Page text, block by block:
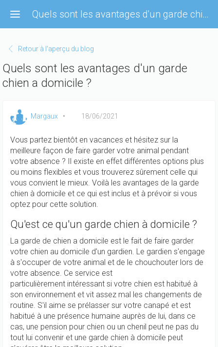
contenu
Quels sont les avantages d'un garde chien a domicile ?
Retour à l'aperçu du blog
Quels sont les avantages d'un garde
chien a domicile ?
Margaux 18/06/2021
Vous partez bientôt en vacances et hésitez sur la
meilleure façon de faire garder votre animal pendant
votre absence ? Il existe en effet différentes options plus
ou moins flexibles et vous trouverez sûrement celle qui
vous convient le mieux. Voilà les avantages de la garde
chien à domicile et ce qui est inclus et à prévoir si vous
optez pour cette solution.
Qu'est ce qu'un garde chien à domicile ?
La garde de chien a domicile est le fait de faire garder
votre chien au domicile d'un gardien. Le gardien s'engage
à s'occuper de votre animal et de le chouchouter lors de
votre absence. Ce service est
particulièrement intéressant si votre chien est habitué à
son environnement et vit assez mal les changements de
routine. S'il aime se prélasser sur votre canapé et est
habitué à une présence humaine auprès de lui, dans ce
cas, une pension pour chien ou un chenil peut ne pas du
tout lui convenir et une garde chien à domicile peut